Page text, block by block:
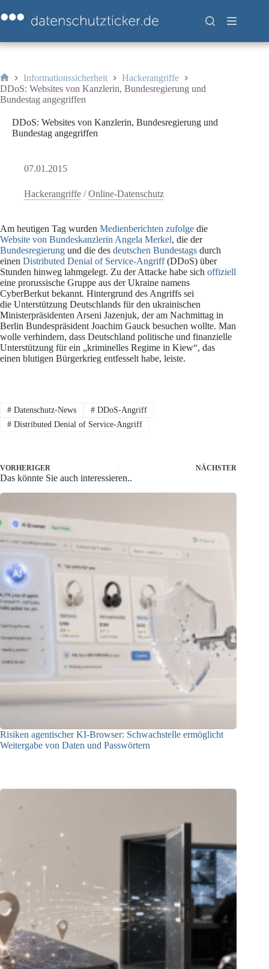
Inhalt
springen
Start
Informationssicherheit
Hackerangriffe
DDoS: Websites von Kanzlerin, Bundesregierung und
Bundestag angegriffen
DDoS: Websites von Kanzlerin, Bundesregierung und
Bundestag angegriffen
07.01.2015
Hackerangriffe /Online-Datenschutz
Am heutigen Tag wurden Medienberichten zufolge die
Website von Bundeskanzlerin Angela Merkel, die der
Bundesregierung und die des deutschen Bundestags durch
einen Distributed Denial of Service-Angriff(DDoS) über
Stunden hinweg lahmgelegt. Zu der Attacke habe sich offiziell
eine prorussische Gruppe aus der Ukraine namens
CyberBerkut bekannt. Hintergrund des Angriffs sei
die Unterstützung Deutschlands für den ukrainischen
Ministerpräsidenten Arseni Jazenjuk, der am Nachmittag in
Berlin Bundespräsident Joachim Gauck besuchen wollte. Man
wolle verhindern, dass Deutschland politische und finanzielle
Unterstützung für ein „kriminelles Regime in Kiew“, das
einen blutigen Bürgerkrieg entfesselt habe, leiste.
#Datenschutz-News #DDoS-Angriff
#Distributed Denial of Service-Angriff
VORHERIGER NÄCHSTER
Das könnte Sie auch interessieren..
Risiken agentischer KI-Browser: Schwachstelle ermöglicht
Weitergabe von Daten und Passwörtern